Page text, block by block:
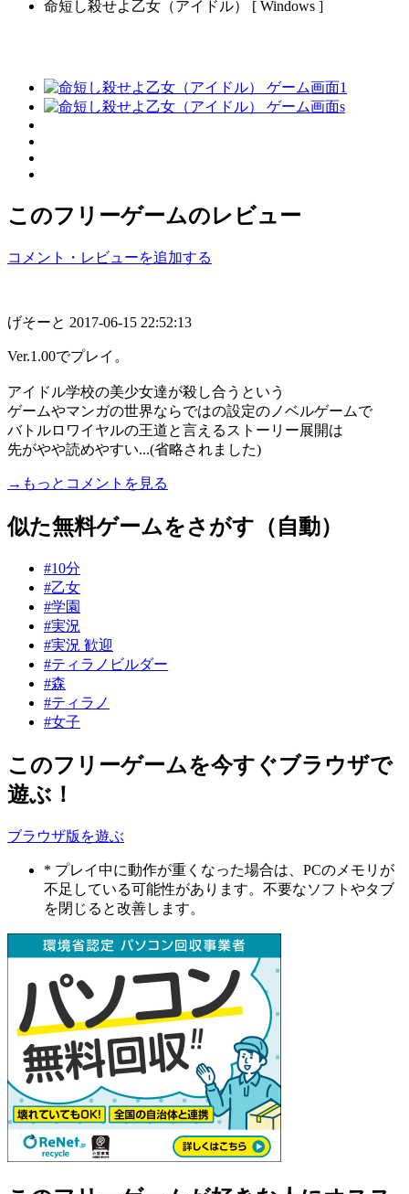
命短し殺せよ乙女（アイドル） [ Windows ]
このフリーゲームのレビュー
コメント・レビューを追加する
げそーと 2017-06-15 22:52:13
Ver.1.00でプレイ。
アイドル学校の美少女達が殺し合うという
ゲームやマンガの世界ならではの設定のノベルゲームで
バトルロワイヤルの王道と言えるストーリー展開は
先がやや読めやすい...(省略されました)
→もっとコメントを見る
似た無料ゲームをさがす（自動）
#10分
#乙女
#学園
#実況
#実況 歓迎
#ティラノビルダー
#森
#ティラノ
#女子
このフリーゲームを今すぐブラウザで
遊ぶ！
ブラウザ版を遊ぶ
* プレイ中に動作が重くなった場合は、PCのメモリが
不足している可能性があります。不要なソフトやタブ
を閉じると改善します。